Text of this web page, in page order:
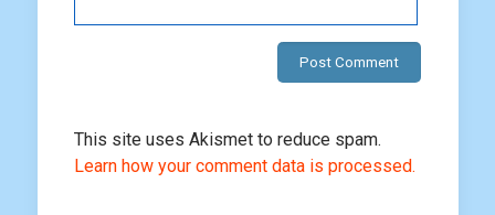
This site uses Akismet to reduce spam.
Learn how your comment data is processed.